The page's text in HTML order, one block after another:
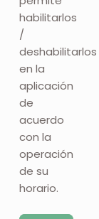
habilitarlos
/
deshabilitarlos
en la
aplicación
de
acuerdo
con la
operación
de su
horario.